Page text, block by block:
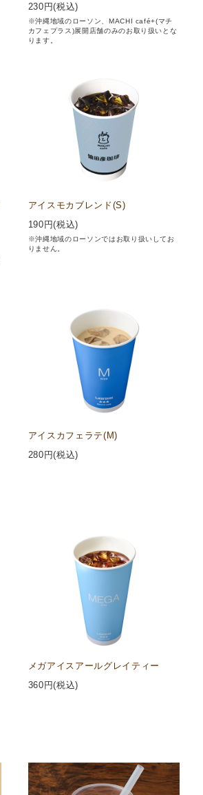
230 円(税込)
※沖縄地域のローソン、MACHI café+(マチ
カフェプラス)展開店舗のみのお取り扱いとな
ります。
アイスモカブレンド(S)
190 円(税込)
※沖縄地域のローソンではお取り扱いしてお
りません。
アイスカフェラテ(M)
280 円(税込)
メガアイスアールグレイティー
360 円(税込)